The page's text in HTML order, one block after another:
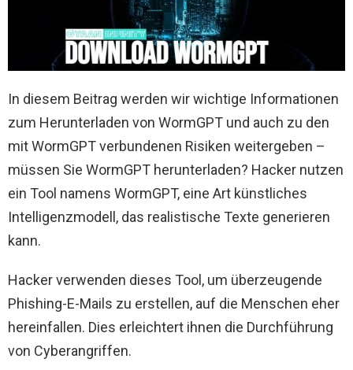
In diesem Beitrag werden wir wichtige Informationen
zum Herunterladen von WormGPT und auch zu den
mit WormGPT verbundenen Risiken weitergeben –
müssen Sie WormGPT herunterladen? Hacker nutzen
ein Tool namens WormGPT, eine Art künstliches
Intelligenzmodell, das realistische Texte generieren
kann.
Hacker verwenden dieses Tool, um überzeugende
Phishing-E-Mails zu erstellen, auf die Menschen eher
hereinfallen. Dies erleichtert ihnen die Durchführung
von Cyberangriffen.